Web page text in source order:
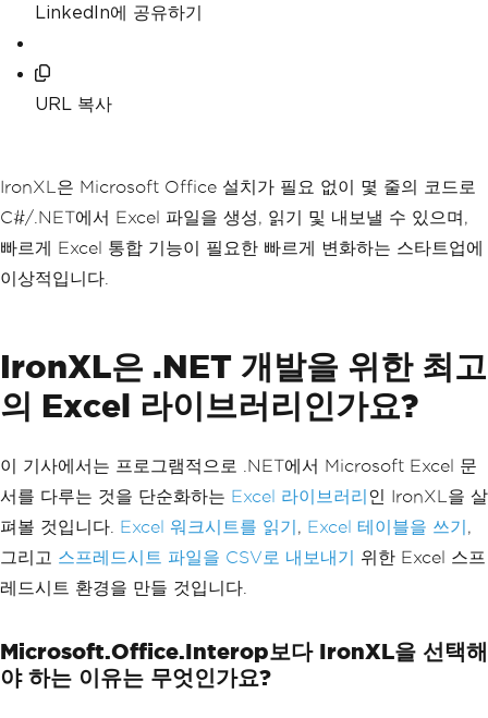
LinkedIn에 공유하기
URL 복사
IronXL은 Microsoft Office 설치가 필요 없이 몇 줄의 코드로
C#/.NET에서 Excel 파일을 생성, 읽기 및 내보낼 수 있으며,
빠르게 Excel 통합 기능이 필요한 빠르게 변화하는 스타트업에
이상적입니다.
IronXL은 .NET 개발을 위한 최고
의 Excel 라이브러리인가요?
이 기사에서는 프로그램적으로 .NET에서 Microsoft Excel 문
서를 다루는 것을 단순화하는 Excel 라이브러리 인 IronXL을 살
펴볼 것입니다. Excel 워크시트를 읽기 , Excel 테이블을 쓰기 ,
그리고 스프레드시트 파일을 CSV로 내보내기
위한 Excel 스프
레드시트 환경을 만들 것입니다.
Microsoft.Office.Interop보다 IronXL을 선택해
야 하는 이유는 무엇인가요?